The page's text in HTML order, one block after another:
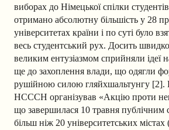
виборах до Німецької спілки
отримано абсолютну більшість у 28
університетах країни і по суті було
весь студентський рух. Досить швидко
великим ентузіазмом сприйняли ідеї
ще до захоплення влади, що одягли
рушійною силою гляйхшальтунгу [2].
НСССН організував «Акцію проти
що завершилася 10 травня публічним
більш ніж 20 університетських містах